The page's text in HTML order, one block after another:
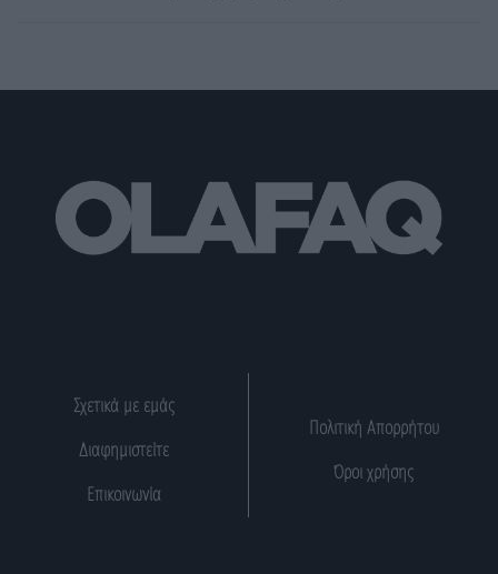
Σχετικά με εμάς
Διαφημιστείτε
Επικοινωνία
Πολιτική Απορρήτου
Όροι χρήσης